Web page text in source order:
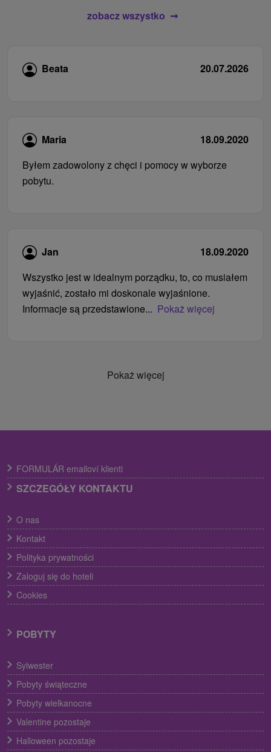
zobacz wszystko
Beata 20.07.2026
Maria
18.09.2020
Byłem zadowolony z chęci i pomocy w wyborze
pobytu.
Jan
18.09.2020
Wszystko jest w idealnym porządku, to, co musiałem
wyjaśnić, zostało mi doskonale wyjaśnione.
Informacje są przedstawione... Pokaż więcej
Pokaż więcej
FORMULÁR emailoví klienti
SZCZEGÓŁY KONTAKTU
O nas
Kontakt
Polityka prywatności
Zaloguj się do hoteli
Cookies
POBYTY
Sylwester
Pobyty świąteczne
Pobyty wielkanocne
Valentine pozostaje
Halloween pozostaje